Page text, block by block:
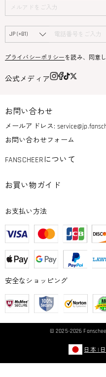
プライバシーポリシー を読み、同意し
公式メディア
お問い合わせ
メールアドレス:
お問い合わせフォーム
FANSCHEERについて
お買い物ガイド
お支払い方法
安全なショッピング
© 2025-2026
日本|